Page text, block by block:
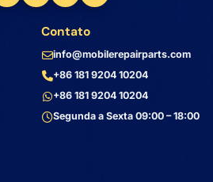
Contato
info@mobilerepairparts.com
+86 181 9204 10204
+86 181 9204 10204
Segunda a Sexta 09:00 – 18:00